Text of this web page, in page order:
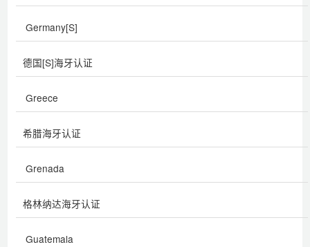
Germany[S]
德国[S]海牙认证
Greece
希腊海牙认证
Grenada
格林纳达海牙认证
Guatemala